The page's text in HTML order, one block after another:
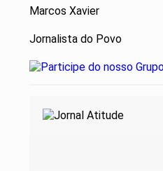
Marcos Xavier
Jornalista do Povo